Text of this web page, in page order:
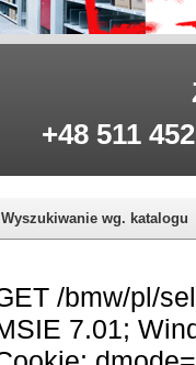
+48 511
Wyszukiwanie wg. katalogu